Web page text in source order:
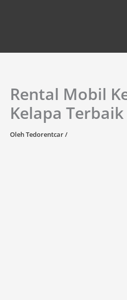
Rental Mobil
Kelapa Terbaik
OlehTedorentcar/